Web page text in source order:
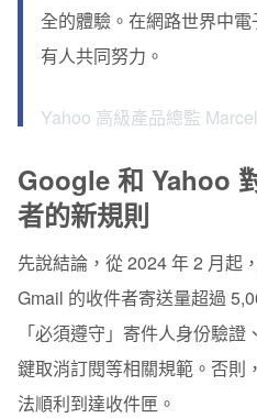
全的體驗。在網路世界中
有人共同努力。
Yahoo 高級產品總監
Google 和 Yahoo
者的新規則
先說結論，從 2024 年 2 月起
Gmail 的收件者寄送量超過
「必須遵守」寄件人身份驗
鍵取消訂閱等相關規範。否則
法順利到達收件匣。